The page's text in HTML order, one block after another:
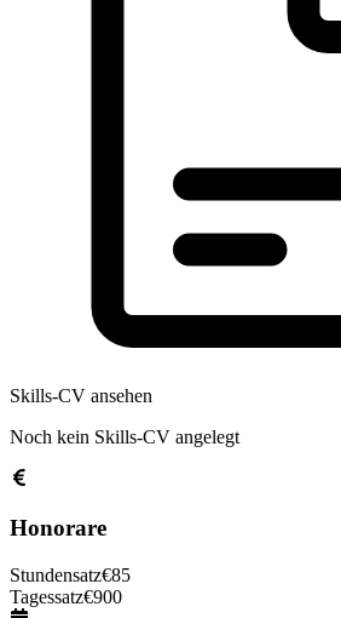
Skills-CV ansehen
Noch kein Skills-CV angelegt
Honorare
Stundensatz€85
Tagessatz€900